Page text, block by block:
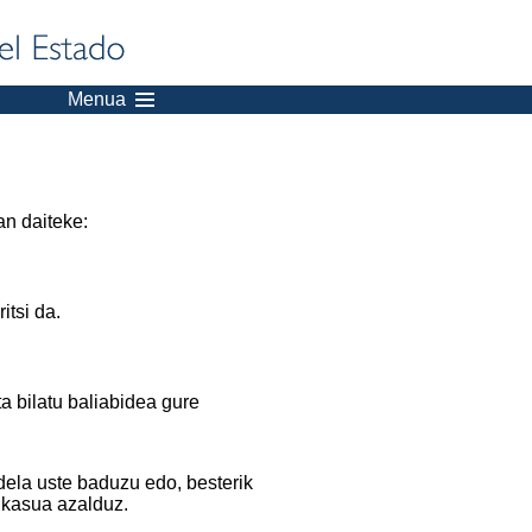
Menua
daiteke:
da.
bilatu baliabidea gure
uste baduzu edo, besterik
azalduz.